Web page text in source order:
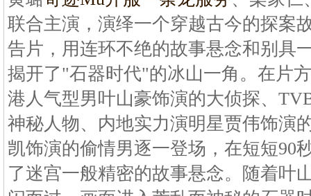
联合主演，演绎一个穿越古今的探案
告片，用连环不绝的故事悬念和别具
揭开了"石器时代"的冰山一角。在片
港人气型男叶山豪饰演的大侦探、
神秘人物、内地实力演明星贾伟饰演
凯饰演的偷情男逐一登场，在短短90
了迷宫一般精密的故事悬念。随着叶